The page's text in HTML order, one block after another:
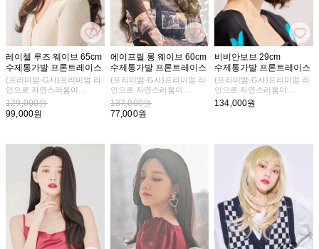
레이첼 루즈 웨이브 65cm
수제통가발 프론트레이스
(프리미엄-G사)프리미엄 라
인으로 자연스러움이
더욱 업그레이드 되었어요
페이크 스킨으로 제작되어
129,000원
99,000원
에이프릴 롱 웨이브 60cm
수제통가발 프론트레이스
(프리미엄-G사)프리미엄 라
인으로 자연스러움이
더욱 업그레이드 되었어요
웨이브의 볼륨감이 나를 더
137,000원
77,000원
비비안보브 29cm
수제통가발 프론트레이스
(프리미엄-G사)프리미엄 라
인으로 자연스러움이
더욱 업그레이드 되었어요
134,000원